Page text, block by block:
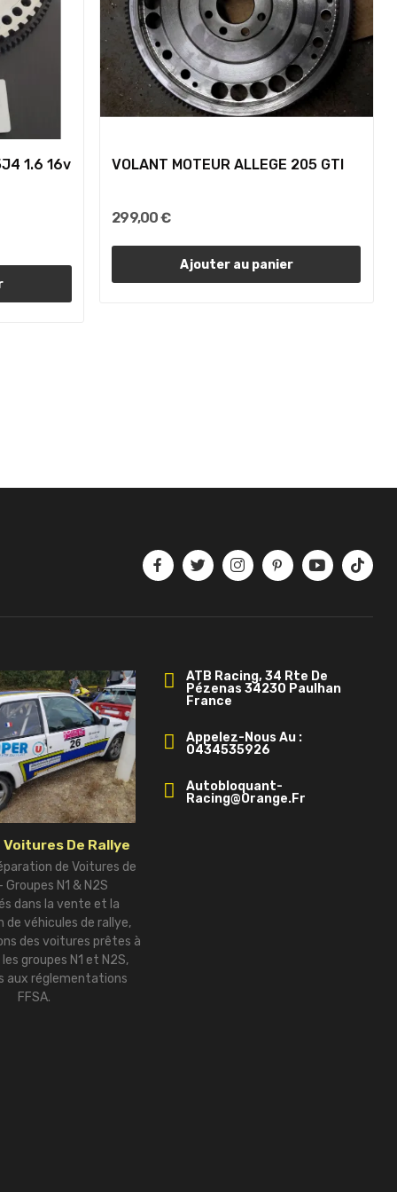
1.6 16v VOLANT MOTEUR ALLEGE 205 GTI
299,00 €
Ajouter au panier
Voitures De Rallye
de Voitures de
Groupes N1 & N2S
dans la vente et la
de véhicules de rallye,
des voitures prêtes à
groupes N1 et N2S,
aux réglementations
FFSA.
ATB Racing, 34 Rte De
Pézenas 34230 Paulhan
France
Appelez-Nous Au :
0434535926
Autobloquant-
Racing@orange.fr